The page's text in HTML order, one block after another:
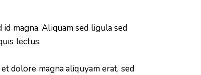
magna. Aliquam sed ligula sed
lectus.
dolore magna aliquyam erat, sed